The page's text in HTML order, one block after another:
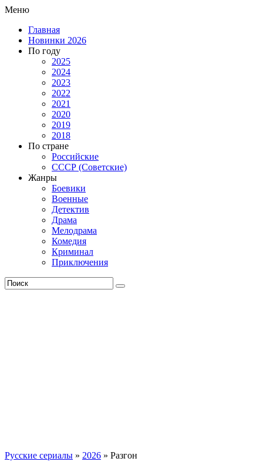
Меню
Главная
Новинки 2026
По году
2025
2024
2023
2022
2021
2020
2019
2018
По стране
Российские
СССР (Советские)
Жанры
Боевики
Военные
Детектив
Драма
Мелодрама
Комедия
Криминал
Приключения
Русские сериалы » 2026 » Разгон